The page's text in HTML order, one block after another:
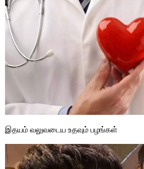
இதயம் வலுவடைய உதவும் பழங்கள்